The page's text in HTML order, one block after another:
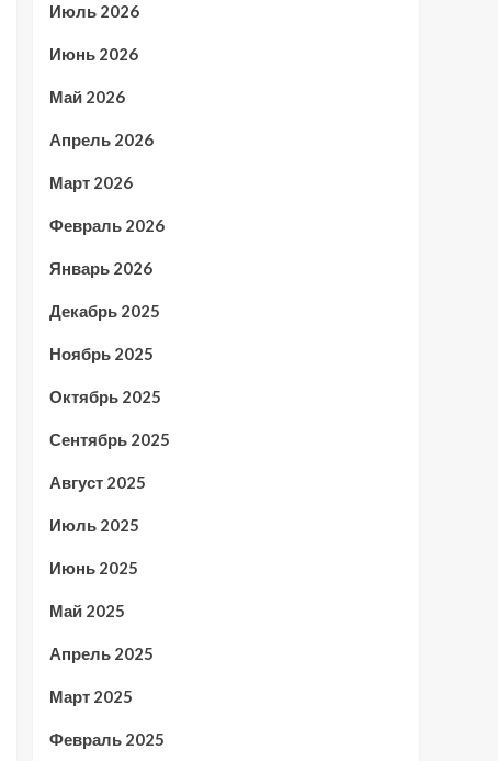
Июль 2026
Июнь 2026
Май 2026
Апрель 2026
Март 2026
Февраль 2026
Январь 2026
Декабрь 2025
Ноябрь 2025
Октябрь 2025
Сентябрь 2025
Август 2025
Июль 2025
Июнь 2025
Май 2025
Апрель 2025
Март 2025
Февраль 2025